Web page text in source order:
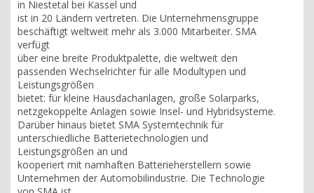
in Niestetal bei Kassel und
ist in 20 Ländern vertreten. Die Unternehmensgruppe
beschäftigt weltweit mehr als 3.000 Mitarbeiter. SMA
verfügt
über eine breite Produktpalette, die weltweit den
passenden Wechselrichter für alle Modultypen und
Leistungsgrößen
bietet: für kleine Hausdachanlagen, große Solarparks,
netzgekoppelte Anlagen sowie Insel- und Hybridsysteme.
Darüber hinaus bietet SMA Systemtechnik für
unterschiedliche Batterietechnologien und
Leistungsgrößen an und
kooperiert mit namhaften Batterieherstellern sowie
Unternehmen der Automobilindustrie. Die Technologie